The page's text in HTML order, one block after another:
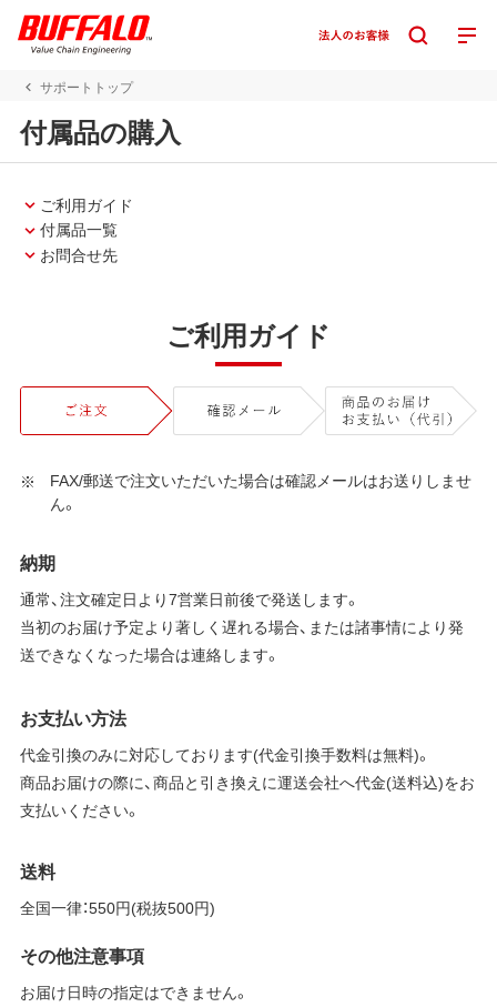
サポートトップ
付属品の購入
ご利用ガイド
付属品一覧
お問合せ先
ご利用ガイド
FAX/郵送で注文いただいた場合は確認メールはお送りしませ
ん。
納期
通常、注文確定日より7営業日前後で発送します。
当初のお届け予定より著しく遅れる場合、または諸事情により発
送できなくなった場合は連絡します。
お支払い方法
代金引換のみに対応しております(代金引換手数料は無料)。
商品お届けの際に、商品と引き換えに運送会社へ代金(送料込)をお
支払いください。
送料
全国一律：550円(税抜500円)
その他注意事項
お届け日時の指定はできません。